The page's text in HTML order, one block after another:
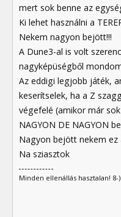
mert sok benne az
Ki lehet használni a
Nekem nagyon bejött!!!
A Dune3-al is volt
nagyképüségből
Az eddigi legjobb játék,
keserítselek, ha a Z
végefelé (amikor már
NAGYON DE NAGYON
Nagyon bejött nekem ez
Na sziasztok
Minden ellenállás hasztalan! 8-)